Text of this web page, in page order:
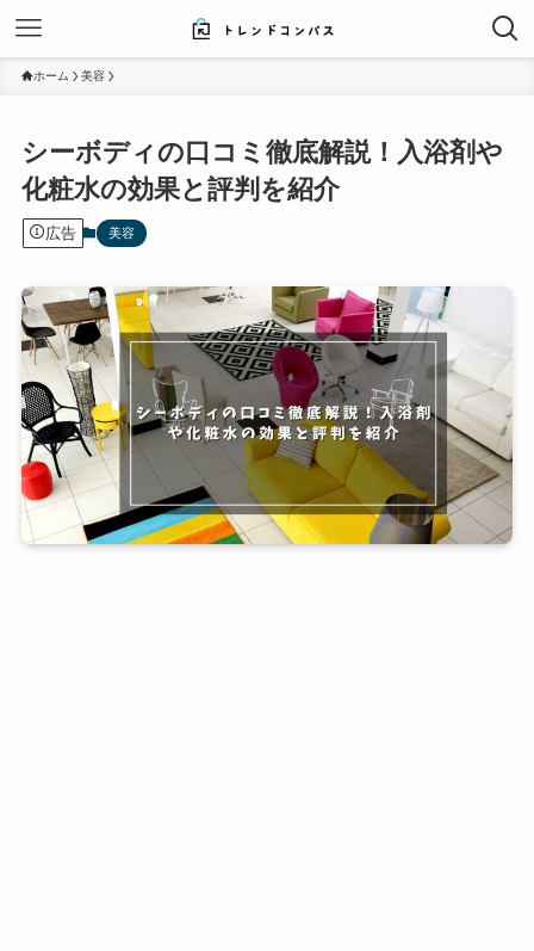
ホーム 美容
シーボディの口コミ徹底解説！入浴剤や
化粧水の効果と評判を紹介
広告 美容